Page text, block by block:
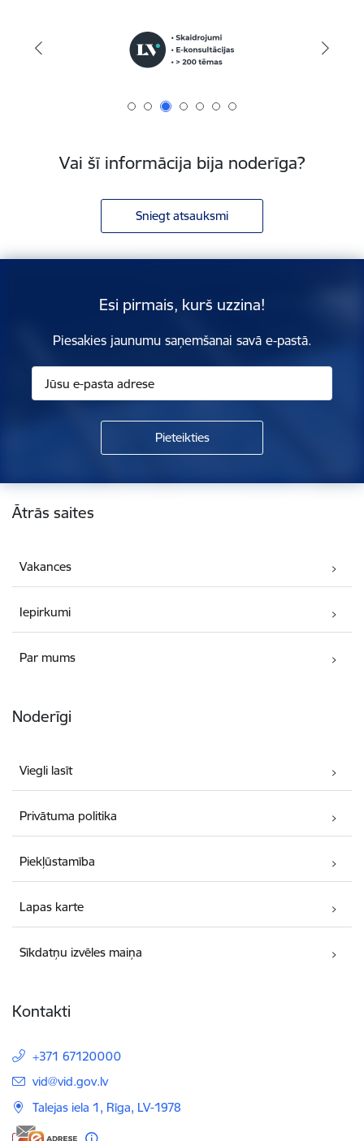
Vai šī informācija bija noderīga?
Sniegt atsauksmi
Esi pirmais, kurš uzzina!
Piesakies jaunumu saņemšanai savā e-pastā.
Kājene
Ātrās saites
Vakances
Iepirkumi
Par mums
Noderīgi
Viegli lasīt
Privātuma politika
Piekļūstamība
Lapas karte
Sīkdatņu izvēles maiņa
Kontakti
+371 67120000
E-pasts:
vid@vid.gov.lv
Talejas iela 1, Rīga, LV-1978